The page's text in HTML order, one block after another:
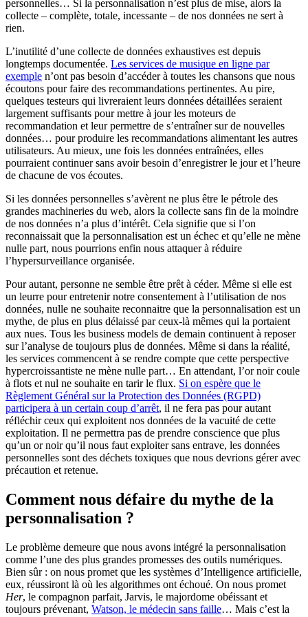
personnelles… Si la personnalisation n’est plus de mise, alors la
collecte – complète, totale, incessante – de nos données ne sert à
rien.
L’inutilité d’une collecte de données exhaustives est depuis
longtemps documentée. Les services de musique en ligne par
exemple n’ont pas besoin d’accéder à toutes les chansons que nous
écoutons pour faire des recommandations pertinentes. Au pire,
quelques testeurs qui livreraient leurs données détaillées seraient
largement suffisants pour mettre à jour les moteurs de
recommandation et leur permettre de s’entraîner sur de nouvelles
données… pour produire les recommandations alimentant les autres
utilisateurs. Au mieux, une fois les données entraînées, elles
pourraient continuer sans avoir besoin d’enregistrer le jour et l’heure
de chacune de vos écoutes.
Si les données personnelles s’avèrent ne plus être le pétrole des
grandes machineries du web, alors la collecte sans fin de la moindre
de nos données n’a plus d’intérêt. Cela signifie que si l’on
reconnaissait que la personnalisation est un échec et qu’elle ne mène
nulle part, nous pourrions enfin nous attaquer à réduire
l’hypersurveillance organisée.
Pour autant, personne ne semble être prêt à céder. Même si elle est
un leurre pour entretenir notre consentement à l’utilisation de nos
données, nulle ne souhaite reconnaitre que la personnalisation est un
mythe, de plus en plus délaissé par ceux-là mêmes qui la portaient
aux nues. Tous les business models de demain continuent à reposer
sur l’analyse de toujours plus de données. Même si dans la réalité,
les services commencent à se rendre compte que cette perspective
hypercroissantiste ne mène nulle part… En attendant, l’or noir coule
à flots et nul ne souhaite en tarir le flux. Si on espère que le
Règlement Général sur la Protection des Données (RGPD)
participera à un certain coup d’arrêt, il ne fera pas pour autant
réfléchir ceux qui exploitent nos données de la vacuité de cette
exploitation. Il ne permettra pas de prendre conscience que plus
qu’un or noir qu’il nous faut exploiter sans entrave, les données
personnelles sont des déchets toxiques que nous devrions gérer avec
précaution et retenue.
Comment nous défaire du mythe de la
personnalisation ?
Le problème demeure que nous avons intégré la personnalisation
comme l’une des plus grandes promesses des outils numériques.
Bien sûr : on nous promet que les systèmes d’Intelligence artificielle,
eux, réussiront là où les algorithmes ont échoué. On nous promet
Her, le compagnon parfait, Jarvis, le majordome obéissant et
toujours prévenant, Watson, le médecin sans faille… Mais c’est la